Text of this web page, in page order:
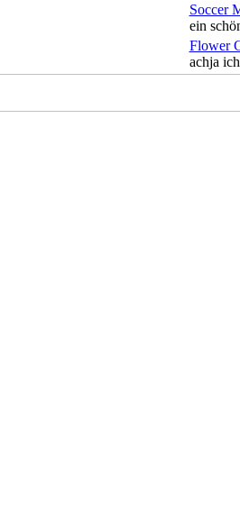
Soccer
ein
Flower
achja